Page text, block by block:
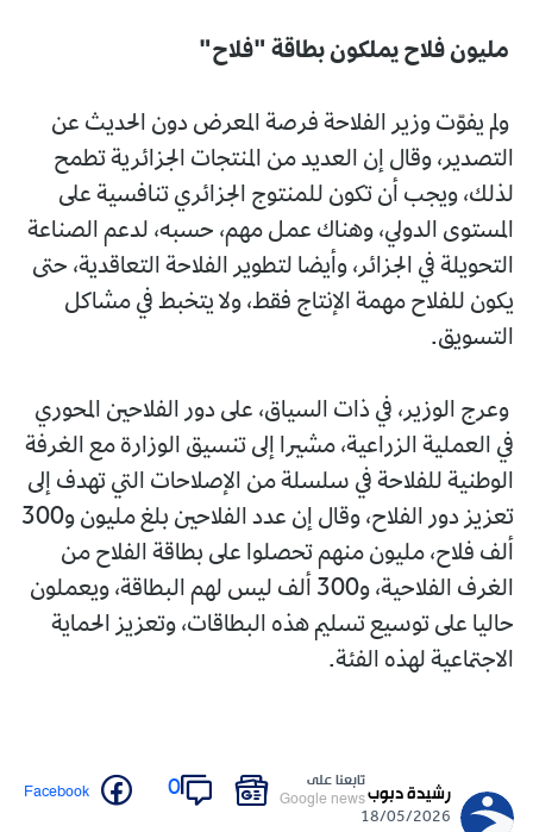
مليون فلاح يملكون بطاقة "فلاح"
ولم يفوّت وزير الفلاحة فرصة المعرض دون الحديث عن
التصدير، وقال إن العديد من المنتجات الجزائرية تطمح
لذلك، ويجب أن تكون للمنتوج الجزائري تنافسية على
المستوى الدولي، وهناك عمل مهم، حسبه، لدعم الصناعة
التحويلة في الجزائر، وأيضا لتطوير الفلاحة التعاقدية، حتى
يكون للفلاح مهمة الإنتاج فقط، ولا يتخبط في مشاكل
التسويق.
وعرج الوزير، في ذات السياق، على دور الفلاحين المحوري
في العملية الزراعية، مشيرا إلى تنسيق الوزارة مع الغرفة
الوطنية للفلاحة في سلسلة من الإصلاحات التي تهدف إلى
تعزيز دور الفلاح، وقال إن عدد الفلاحين بلغ مليون و300
ألف فلاح، مليون منهم تحصلوا على بطاقة الفلاح من
الغرف الفلاحية، و300 ألف ليس لهم البطاقة، ويعملون
حاليا على توسيع تسليم هذه البطاقات، وتعزيز الحماية
الاجتماعية لهذه الفئة.
رشيدة دبوب
18/05/2026
تابعنا على
Google news
0
Facebook